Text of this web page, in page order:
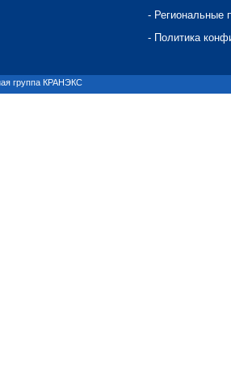
- Региональные
- Политика
группа КРАНЭКС